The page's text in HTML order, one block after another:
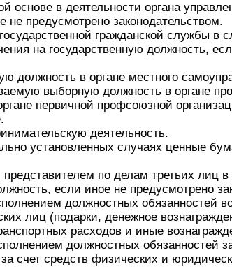
основе в деятельности органа
не предусмотрено законодательством.
гражданской службы в
на государственную должность,
должность в органе местного
выборную должность в органе
первичной профсоюзной
деятельность.
установленных случаях ценные
по делам третьих лиц в
если иное не предусмотрено
должностных обязанностей
лиц (подарки, денежное
расходов и иные
должностных обязанностей
счет средств физических и